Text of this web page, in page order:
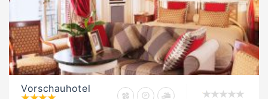
Vorschauhotel